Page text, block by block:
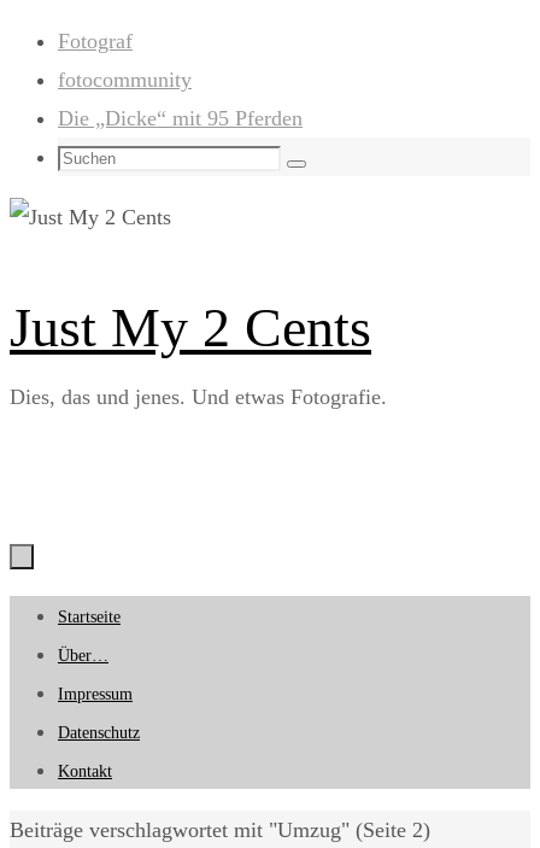
Zum
Inhalt
springen
Fotograf
fotocommunity
Die „Dicke“ mit 95 Pferden
Suchen
Suchen
Just My 2 Cents
Dies, das und jenes. Und etwas Fotografie.
Zum
Inhalt
springen
Startseite
Über…
Impressum
Datenschutz
Kontakt
Start
Beiträge verschlagwortet mit "Umzug" (Seite 2)